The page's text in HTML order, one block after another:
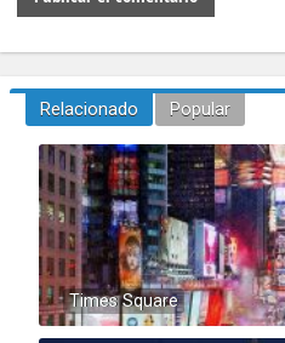
Relacionado Popular
Times Square